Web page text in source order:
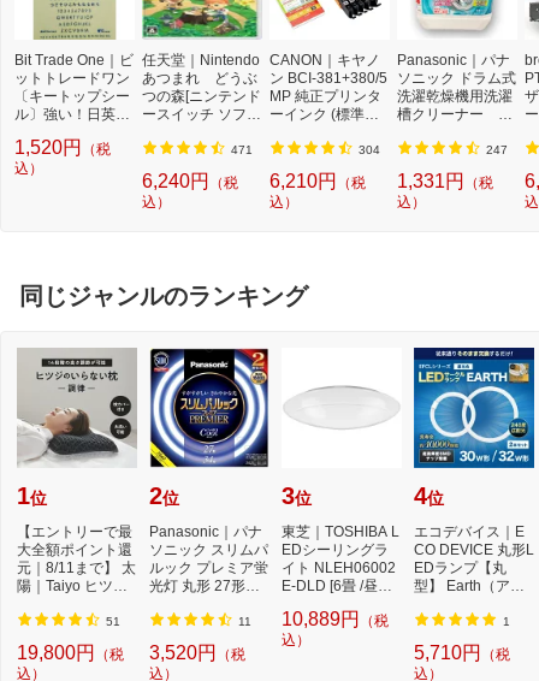
Bit Trade One｜ビ
ットトレードワン
〔キートップシー
ル〕強い！日英対
プシールセット ブ
ルー DYKTSBL
1,520円
（税
込）
任天堂｜Nintendo
あつまれ どうぶ
つの森[ニンテンド
ースイッチ ソフ
471
6,240円
（税
込）
CANON｜キヤノ
ン BCI-381+380/5
MP 純正プリンタ
ーインク (標準容
3813805MP] 304
6,210円
（税
込）
Panasonic｜パナ
ソニック ドラム式
洗濯乾燥機用洗濯
槽クリーナー N-
機 洗浄 洗剤 750m
l NW2]【rb_pcp】
247
1,331円
（税
込）
T
同じジャンルのランキング
1位
【エントリーで最
大全額ポイント還
元｜8/11まで】 太
陽｜Taiyo ヒツジ
51
19,800円
（税
込）
2位
Panasonic｜パナ
ソニック スリムパ
ルック プレミア蛍
光灯 丸形 27形＋3
11
3,520円
（税
込）
3位
東芝｜TOSHIBA L
EDシーリングラ
イト NLEH06002
E-DLD [6畳 /昼光
paign...
10,889円
（税
込）
4位
エコデバイス｜E
CO DEVICE 丸形L
EDランプ【丸
型】 Earth（アー
30・32...
1
5,710円
（税
込）